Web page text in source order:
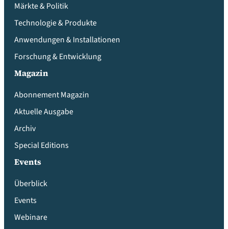
Märkte & Politik
Technologie & Produkte
Anwendungen & Installationen
Forschung & Entwicklung
Magazin
Abonnement Magazin
Aktuelle Ausgabe
Archiv
Special Editions
Events
Überblick
Events
Webinare